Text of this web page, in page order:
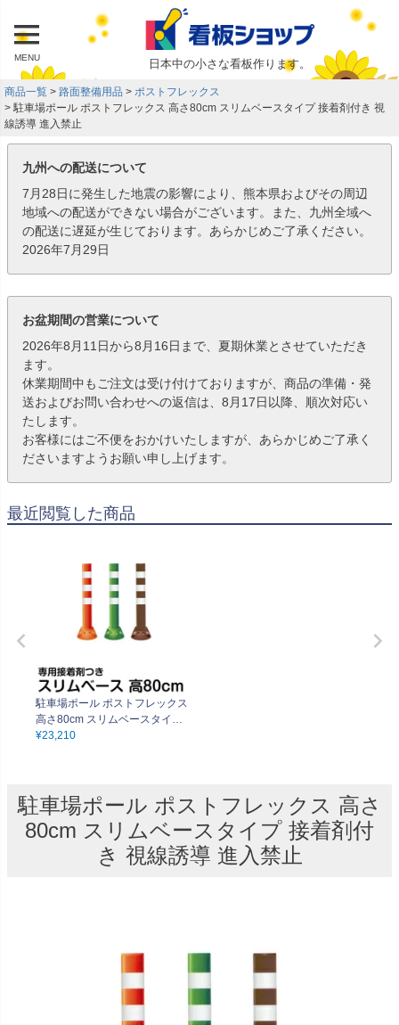
MENU 日本中の小さな看板作ります。
商品一覧 路面整備用品
ポストフレックス
駐車場ポール ポストフレックス 高さ80cm スリムベースタイプ 接着剤付き 視
線誘導 進入禁止
九州への配送について
7月28日に発生した地震の影響により、熊本県およびその周辺
地域への配送ができない場合がございます。また、九州全域へ
の配送に遅延が生じております。あらかじめご了承ください。
2026年7月29日
お盆期間の営業について
2026年8月11日から8月16日まで、夏期休業とさせていただき
ます。
休業期間中もご注文は受け付けておりますが、商品の準備・発
送およびお問い合わせへの返信は、8月17日以降、順次対応い
たします。
お客様にはご不便をおかけいたしますが、あらかじめご了承く
ださいますようお願い申し上げます。
最近閲覧した商品
駐車場ポール ポストフレックス
高さ80cm スリムベースタイプ
接着剤付き 視線誘導 進入禁止
¥23,210
駐車場ポール ポストフレックス 高さ
80cm スリムベースタイプ 接着剤付
き 視線誘導 進入禁止